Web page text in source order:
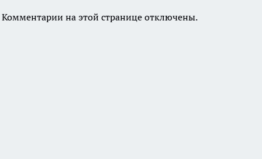
Комментарии на этой странице отключены.